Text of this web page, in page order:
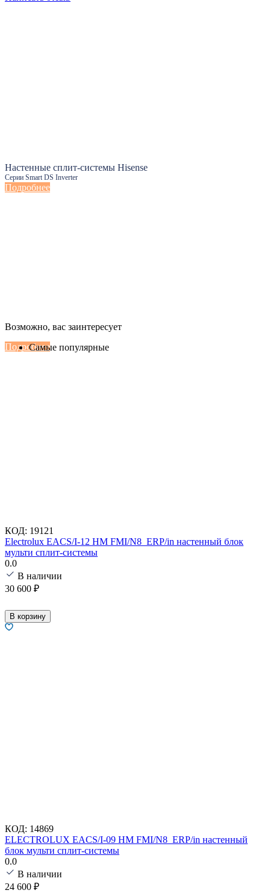
Настенные сплит-системы Hisense
Серии Smart DS Inverter
Подробнее
Настенные сплит-системы Haier
Подробнее
Возможно, вас заинтересует
Самые популярные
КОД: 19121
Electrolux EACS/I-12 HM FMI/N8_ERP/in настенный блок
мульти сплит-системы
0.0
В наличии
30 600 ₽
В корзину
КОД: 14869
ELECTROLUX EACS/I-09 HM FMI/N8_ERP/in настенный
блок мульти сплит-системы
0.0
В наличии
24 600 ₽